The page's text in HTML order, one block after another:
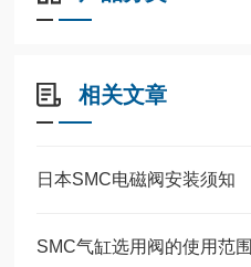
相关文章
日本SMC电磁阀安装须知
SMC气缸选用阀的使用范围